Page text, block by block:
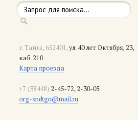
г. Тайга, 652401,ул. 40 лет Октября, 23,
каб. 210
Карта проезда
+7 (38448) 2-45-72, 2-30-05
org-sndtgo@mail.ru